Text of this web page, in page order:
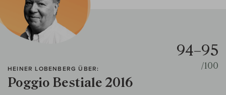
HEINER LOBENBERG ÜBER:
Poggio Bestiale 2016
94–95
/100